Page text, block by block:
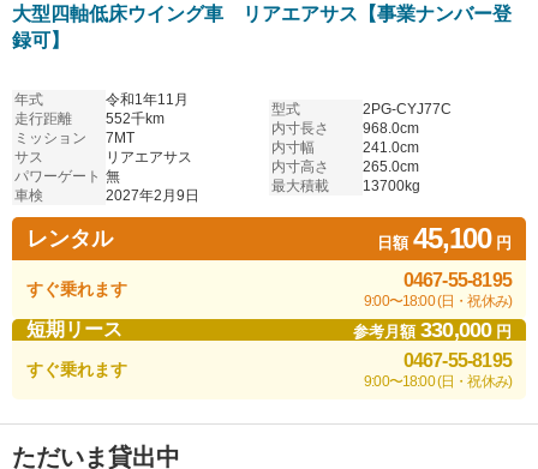
大型四軸低床ウイング車 リアエアサス【事業ナンバー登
録可】
年式
令和1年11月
走行距離
552千km
ミッション
7MT
サス
リアエアサス
パワーゲート 無
車検
2027年2月9日
型式
2PG-CYJ77C
内寸長さ
968.0cm
内寸幅
241.0cm
内寸高さ
265.0cm
最大積載
13700kg
レンタル 日額45,100円
すぐ乗れます 0467-55-8195
9:00〜18:00 (日・祝休み)
短期リース 参考月額330,000円
すぐ乗れます 0467-55-8195
9:00〜18:00 (日・祝休み)
ただいま貸出中